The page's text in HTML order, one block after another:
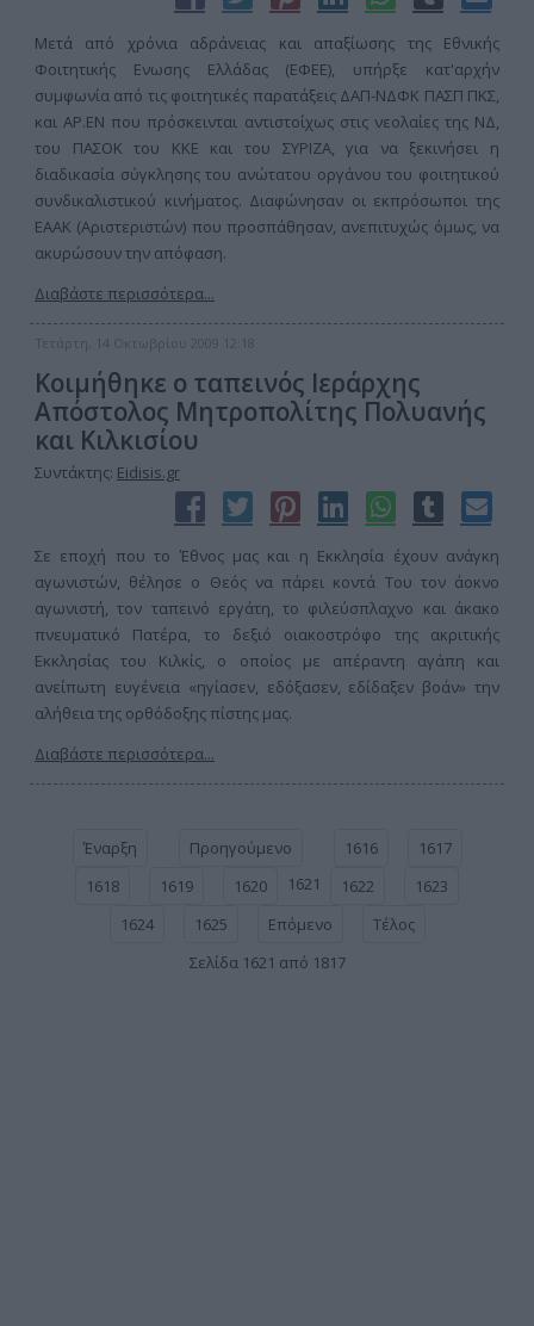
Μετά από χρόνια αδράνειας και απαξίωσης της Εθνικής
Φοιτητικής Ενωσης Ελλάδας (ΕΦΕΕ), υπήρξε κατ'αρχήν
συμφωνία από τις φοιτητικές παρατάξεις ΔΑΠ-ΝΔΦΚ ΠΑΣΠ ΠΚΣ,
και ΑΡ.ΕΝ που πρόσκεινται αντιστοίχως στις νεολαίες της ΝΔ,
του ΠΑΣΟΚ του ΚΚΕ και του ΣΥΡΙΖΑ, για να ξεκινήσει η
διαδικασία σύγκλησης του ανώτατου οργάνου του φοιτητικού
συνδικαλιστικού κινήματος. Διαφώνησαν οι εκπρόσωποι της
ΕΑΑΚ (Αριστεριστών) που προσπάθησαν, ανεπιτυχώς όμως, να
ακυρώσουν την απόφαση.
Διαβάστε περισσότερα...
Τετάρτη, 14 Οκτωβρίου 2009 12:18
Κοιμήθηκε ο ταπεινός Ιεράρχης
Απόστολος Μητροπολίτης Πολυανής
και Κιλκισίου
Συντάκτης: Eidisis.gr
Σε εποχή που το Έθνος μας και η Εκκλησία έχουν ανάγκη
αγωνιστών, θέλησε ο Θεός να πάρει κοντά Του τον άοκνο
αγωνιστή, τον ταπεινό εργάτη, το φιλεύσπλαχνο και άκακο
πνευματικό Πατέρα, το δεξιό οιακοστρόφο της ακριτικής
Εκκλησίας του Κιλκίς, ο οποίος με απέραντη αγάπη και
ανείπωτη ευγένεια «ηγίασεν, εδόξασεν, εδίδαξεν βοάν» την
αλήθεια της ορθόδοξης πίστης μας.
Διαβάστε περισσότερα...
Έναρξη Προηγούμενο 1616
1617
1618
1619 1620 1621 1622
1623
1624
1625 Επόμενο
Τέλος
Σελίδα 1621 από 1817